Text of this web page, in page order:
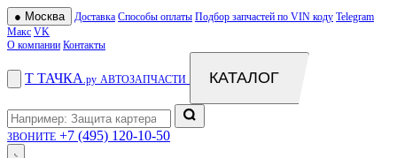
● Москва Доставка Способы оплаты Подбор запчастей по VIN коду Telegram
Макс VK
О компании Контакты
Т ТАЧКА .ру АВТОЗАПЧАСТИ КАТАЛОГ
ЗВОНИТЕ +7 (495) 120-10-50